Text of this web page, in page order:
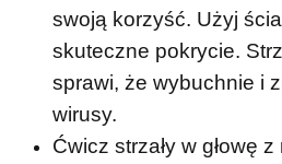
swoją korzyść. Użyj
skuteczne pokrycie.
sprawi, że wybuchnie i
wirusy.
Ćwicz strzały w głowę